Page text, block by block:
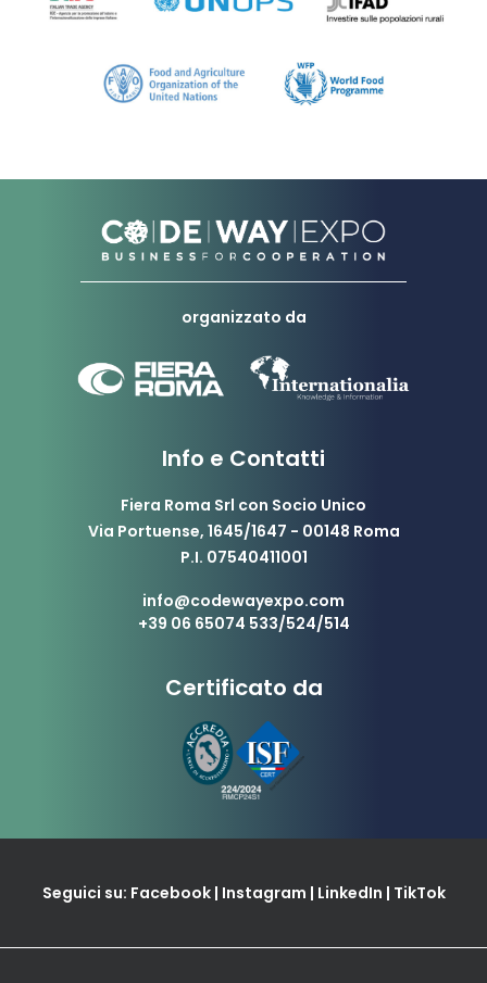
organizzato da
Info e Contatti
Fiera Roma Srl con Socio Unico
Via Portuense, 1645/1647 - 00148 Roma
P.I. 07540411001
info@codewayexpo.com
+39 06 65074 533/524/514
Certificato da
Seguici su: Facebook| Instagram | LinkedIn | TikTok